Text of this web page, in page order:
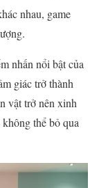
nhau, game
nhấn nổi bật của
giác trở thành
vật trở nên xinh
thể bỏ qua